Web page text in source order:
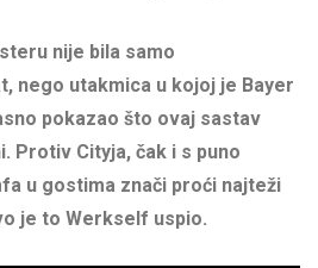
nije bila samo
nego utakmica u kojoj je Bayer
pokazao što ovaj sastav
Protiv Cityja, čak i s puno
u gostima znači proći najteži
je to Werkself uspio.